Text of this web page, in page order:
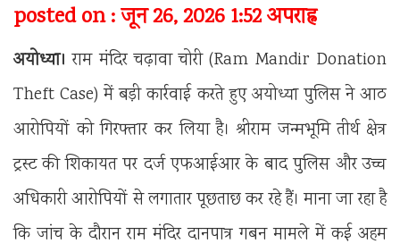
posted on : जून 26, 2026 1:52 अपराह्न
अयोध्या। राम मंदिर चढ़ावा चोरी (Ram Mandir Donation
Theft Case) में बड़ी कार्रवाई करते हुए अयोध्या पुलिस ने आठ
आरोपियों को गिरफ्तार कर लिया है। श्रीराम जन्मभूमि तीर्थ क्षेत्र
ट्रस्ट की शिकायत पर दर्ज एफआईआर के बाद पुलिस और उच्च
अधिकारी आरोपियों से लगातार पूछताछ कर रहे हैं। माना जा रहा है
कि जांच के दौरान राम मंदिर दानपात्र गबन मामले में कई अहम